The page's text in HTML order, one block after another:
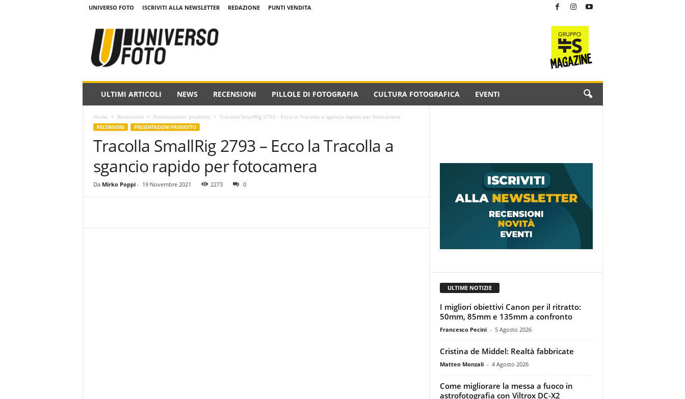
UNIVERSO FOTO ISCRIVITI ALLA NEWSLETTER REDAZIONE PUNTI VENDITA
.
ULTIMI ARTICOLI NEWS RECENSIONI PILLOLE DI FOTOGRAFIA CULTURA FOTOGRAFICA EVENTI
Home Recensioni Presentazioni prodotto Tracolla SmallRig 2793 – Ecco la Tracolla a sgancio rapido per fotocamera
RECENSIONI PRESENTAZIONI PRODOTTO
Tracolla SmallRig 2793 – Ecco la Tracolla a
sgancio rapido per fotocamera
Da Mirko Poppi- 19 Novembre 2021 2273 0
ULTIME NOTIZIE
I migliori obiettivi Canon per il ritratto:
50mm, 85mm e 135mm a confronto
Francesco Pecini - 5 Agosto 2026
Cristina de Middel: Realtà fabbricate
Matteo Monzali - 4 Agosto 2026
Come migliorare la messa a fuoco in
astrofotografia con Viltrox DC-X2